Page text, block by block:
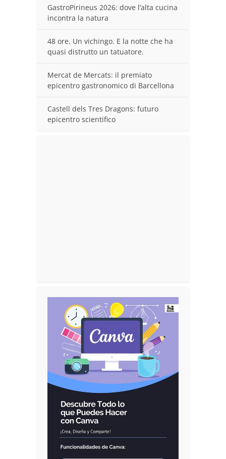
GastroPirineus 2026: dove l’alta cucina
incontra la natura
48 ore. Un vichingo. E la notte che ha
quasi distrutto un tatuatore.
Mercat de Mercats: il premiato
epicentro gastronomico di Barcellona
Castell dels Tres Dragons: futuro
epicentro scientifico